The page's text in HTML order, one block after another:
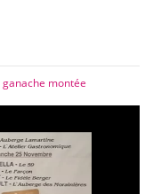
montée